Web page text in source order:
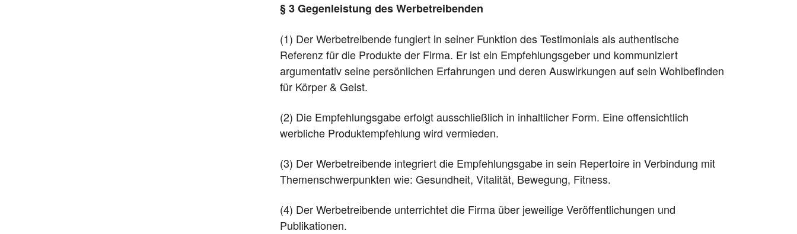
§ 3 Gegenleistung des Werbetreibenden
(1) Der Werbetreibende fungiert in seiner Funktion des Testimonials als authentische
Referenz für die Produkte der Firma. Er ist ein Empfehlungsgeber und kommuniziert
argumentativ seine persönlichen Erfahrungen und deren Auswirkungen auf sein Wohlbefinden
für Körper & Geist.
(2) Die Empfehlungsgabe erfolgt ausschließlich in inhaltlicher Form. Eine offensichtlich
werbliche Produktempfehlung wird vermieden.
(3) Der Werbetreibende integriert die Empfehlungsgabe in sein Repertoire in Verbindung mit
Themenschwerpunkten wie: Gesundheit, Vitalität, Bewegung, Fitness.
(4) Der Werbetreibende unterrichtet die Firma über jeweilige Veröffentlichungen und
Publikationen.